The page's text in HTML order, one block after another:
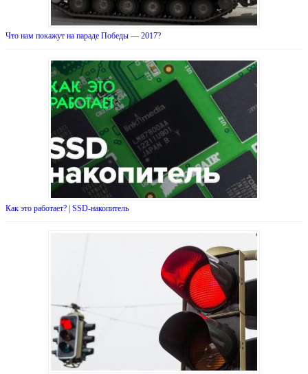
Что нам покажут на параде Победы — 2017?
Как это работает? | SSD-накопитель